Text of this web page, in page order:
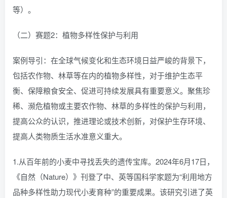
等）。
（二）赛题2：植物多样性保护与利用
案例导引：在全球气候变化和生态环境日益严峻的背景下，
包括农作物、林草等在内的植物多样性，对于维护生态平
衡、保障粮食安全、促进可持续发展具有重要意义。聚焦珍
稀、濒危植物或主要农作物、林草的多样性的保护与利用，
提高公众的认识，推进理论或技术创新，对保护生存环境、
提高人类物质生活水准意义重大。
1.从百年前的小麦中寻找丢失的遗传宝库。2024年6月17日，
《自然（Nature）》刊登了中、英等国科学家题为“利用地方
品种多样性助力现代小麦育种”的重要成果。该研究引进了英